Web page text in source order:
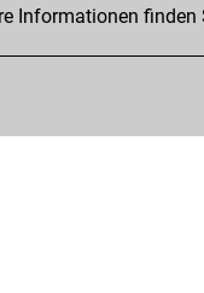
Informationen finden